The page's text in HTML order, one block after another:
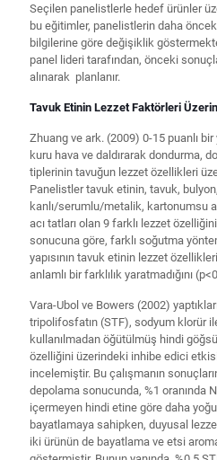
Seçilen panelistlerle hedef ürünler
bu eğitimler, panelistlerin daha
bilgilerine göre değişiklik
panel lideri tarafından, önceki
alınarak planlanır.
Tavuk Etinin Lezzet Faktörleri
Zhuang ve ark. (2009) 0-15 puanlı
kuru hava ve daldırarak dondurma,
tiplerinin tavuğun lezzet özellikleri
Panelistler tavuk etinin, tavuk,
kanlı/serumlu/metalik, kartonumsu
acı tatları olan 9 farklı lezzet
sonucuna göre, farklı soğutma
yapısının tavuk etinin lezzet
anlamlı bir farklılık yaratmadığını
Vara-Ubol ve Bowers (2002)
tripolifosfatın (STF), sodyum klorür
kullanılmadan öğütülmüş hindi
özelliğini üzerindeki inhibe edici
incelemiştir. Bu çalışmanın
depolama sonucunda, %1 oranında
içermeyen hindi etine göre daha
bayatlamaya sahipken, duyusal
iki ürünün de bayatlama ve etsi